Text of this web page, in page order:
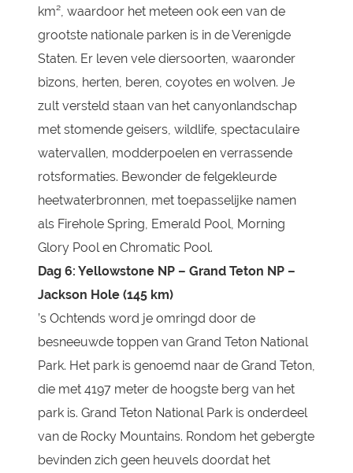
km², waardoor het meteen ook een van de
grootste nationale parken is in de Verenigde
Staten. Er leven vele diersoorten, waaronder
bizons, herten, beren, coyotes en wolven. Je
zult versteld staan van het canyonlandschap
met stomende geisers, wildlife, spectaculaire
watervallen, modderpoelen en verrassende
rotsformaties. Bewonder de felgekleurde
heetwaterbronnen, met toepasselijke namen
als Firehole Spring, Emerald Pool, Morning
Glory Pool en Chromatic Pool.
Dag 6: Yellowstone NP – Grand Teton NP –
Jackson Hole (145 km)
’s Ochtends word je omringd door de
besneeuwde toppen van Grand Teton National
Park. Het park is genoemd naar de Grand Teton,
die met 4197 meter de hoogste berg van het
park is. Grand Teton National Park is onderdeel
van de Rocky Mountains. Rondom het gebergte
bevinden zich geen heuvels doordat het